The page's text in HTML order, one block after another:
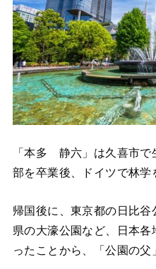
「本多 静六」は久喜市で
部を卒業後、ドイツで林学
帰国後に、東京都の日比
県の大濠公園など、日本
ったことから、「公園の父